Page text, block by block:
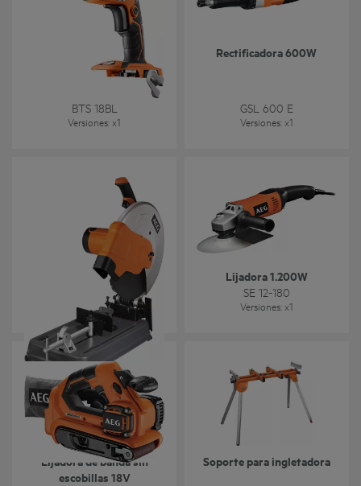
Atornilladora para placas
de yeso sin escobillas 18V
BTS 18BL
Versiones: x1
Rectificadora 600W
GSL 600 E
Versiones: x1
Tronzadora de 2.300W
SMT 355
Versiones: x 1
Lijadora 1.200W
SE 12-180
Versiones: x1
Lijadora de banda sin
escobillas 18V
Soporte para ingletadora